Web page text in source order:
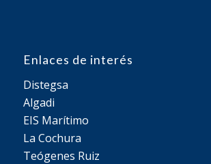
Enlaces de interés
Distegsa
Algadi
EIS Marítimo
La Cochura
Teógenes Ruiz